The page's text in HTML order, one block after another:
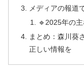
メディアの報道
🔹2025年の
まとめ：森川葵
正しい情報を